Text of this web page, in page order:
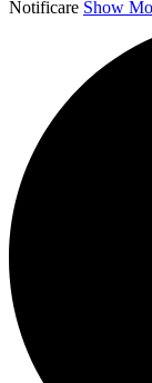
Notificare Show